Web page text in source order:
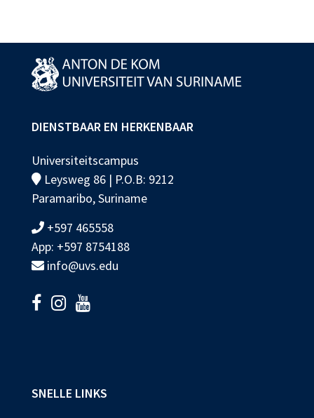
DIENSTBAAR EN HERKENBAAR
Universiteitscampus
Leysweg 86 | P.O.B: 9212
Paramaribo, Suriname
+597 465558
App: +597 8754188
info@uvs.edu
SNELLE LINKS